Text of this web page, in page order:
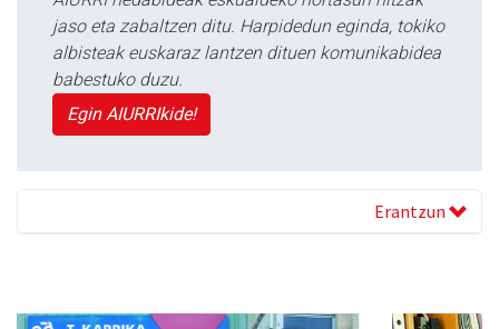
jaso eta zabaltzen ditu. Harpidedun eginda, tokiko
albisteak euskaraz lantzen dituen komunikabidea
babestuko duzu.
Egin AIURRIkide!
Erantzun